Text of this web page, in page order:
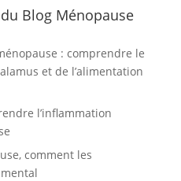
Blog Ménopause
: comprendre le
et de l’alimentation
l’inflammation
comment les